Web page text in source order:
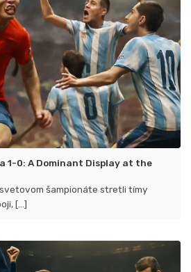
1-0: A Dominant Display at the
šampionáte stretli tímy
[...]